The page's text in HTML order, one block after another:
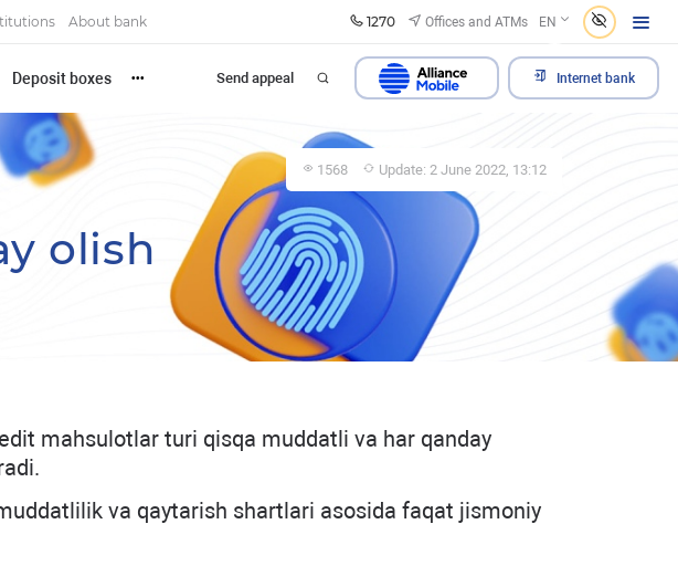
About bank 1270 Offices and ATMs EN
Deposit boxes ••• Send appeal Internet bank
1568 Update: 2 June 2022, 13:12
olish
mahsulotlar turi qisqa muddatli va har qanday
va qaytarish shartlari asosida faqat jismoniy